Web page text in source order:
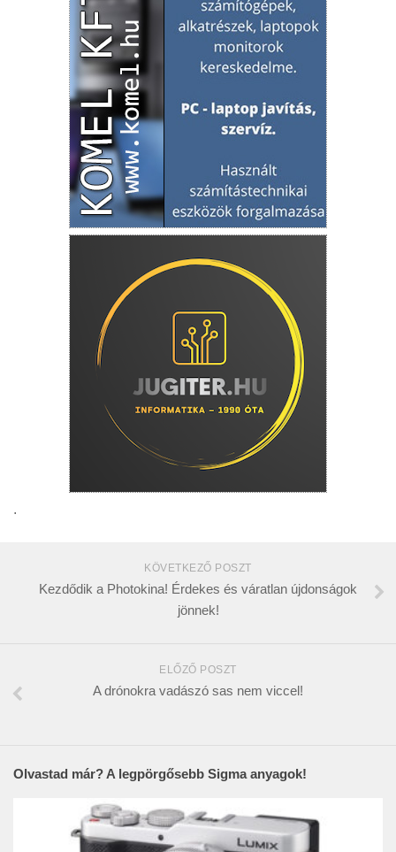
.
KÖVETKEZŐ POSZT
Kezdődik a Photokina! Érdekes és váratlan újdonságok
jönnek!
ELŐZŐ POSZT
A drónokra vadászó sas nem viccel!
Olvastad már? A legpörgősebb Sigma anyagok!